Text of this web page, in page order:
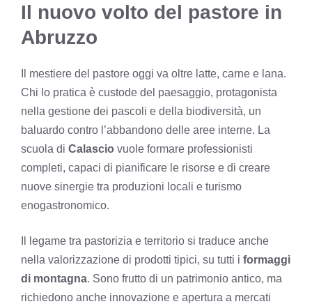
Il nuovo volto del pastore in
Abruzzo
Il mestiere del pastore oggi va oltre latte, carne e lana.
Chi lo pratica è custode del paesaggio, protagonista
nella gestione dei pascoli e della biodiversità, un
baluardo contro l’abbandono delle aree interne. La
scuola di Calascio vuole formare professionisti
completi, capaci di pianificare le risorse e di creare
nuove sinergie tra produzioni locali e turismo
enogastronomico.
Il legame tra pastorizia e territorio si traduce anche
nella valorizzazione di prodotti tipici, su tutti i formaggi
di montagna. Sono frutto di un patrimonio antico, ma
richiedono anche innovazione e apertura a mercati